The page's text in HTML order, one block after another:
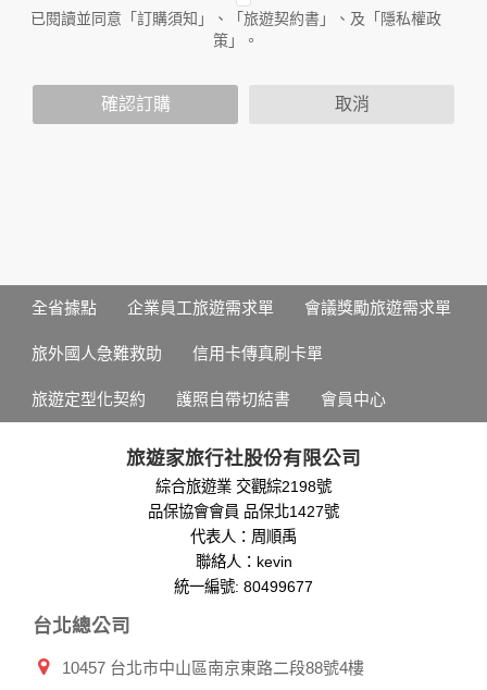
人員。例如您透過本公司旗下網站上的廣告廠商連結，這些置
放連結的廠商也可能蒐集您個人的資料。對於您主動提供的個
人資訊，這些廣告廠商或連結網站有其個別的隱私權保護政
您個人在本網站上的聊天室或討論區中任意公開個人資料的行
於一般瀏覽時，伺服器會自行記錄相關行徑，包括您使用連線
設備的 IP 位址、使用時間、使用的瀏覽器、瀏覽及點選資料記
用，決不對外公布。
分析，分析結果之統計數據或說明文字呈現，除供內部研究
外，我們會視需要公佈統計數據及說明文字，但不涉及特定個
除非取得您的同意或其他法令之特別規定，本網站絕不會將您
的個人資料揭露予第三人或使用於蒐集目的以外之其他用途。
在您於本網站註冊帳號、使用本網站相關產品、服務、活動或
贈獎時，本網站會收集您的個人識別資料，本網站也可以從商
業夥伴處取得個人資料。
當客戶在本網站註冊時，我們會取得您的姓名、電話、住址、
當您註冊成功，並登入使用我們的服務後，我們即取得您的資
號、電子郵件、出生日期、性別、行業等相關資料，當您註冊
已閱讀並同意「訂購須知」、「旅遊契約書」、及「隱私權政
策」。
確認訂購 取消
全省據點 企業員工旅遊需求單 會議獎勵旅遊需求單
旅外國人急難救助 信用卡傳真刷卡單
旅遊定型化契約 護照自帶切結書 會員中心
旅遊家旅行社股份有限公司
綜合旅遊業 交觀綜2198號
品保協會會員 品保北1427號
代表人：周順禹
聯絡人：kevin
統一編號: 80499677
台北總公司
10457 台北市中山區南京東路二段88號4樓